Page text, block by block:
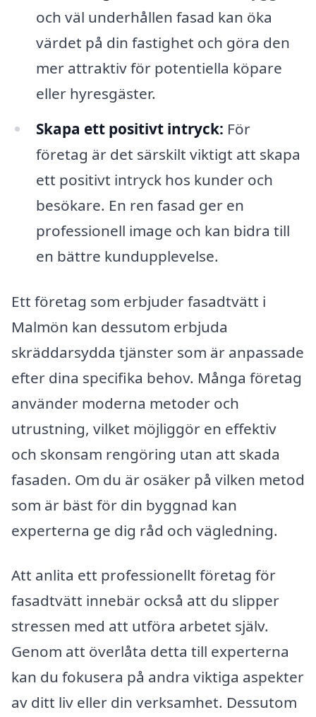
och väl underhållen fasad kan öka
värdet på din fastighet och göra den
mer attraktiv för potentiella köpare
eller hyresgäster.
Skapa ett positivt intryck: För
företag är det särskilt viktigt att skapa
ett positivt intryck hos kunder och
besökare. En ren fasad ger en
professionell image och kan bidra till
en bättre kundupplevelse.
Ett företag som erbjuder fasadtvätt i
Malmön kan dessutom erbjuda
skräddarsydda tjänster som är anpassade
efter dina specifika behov. Många företag
använder moderna metoder och
utrustning, vilket möjliggör en effektiv
och skonsam rengöring utan att skada
fasaden. Om du är osäker på vilken metod
som är bäst för din byggnad kan
experterna ge dig råd och vägledning.
Att anlita ett professionellt företag för
fasadtvätt innebär också att du slipper
stressen med att utföra arbetet själv.
Genom att överlåta detta till experterna
kan du fokusera på andra viktiga aspekter
av ditt liv eller din verksamhet. Dessutom